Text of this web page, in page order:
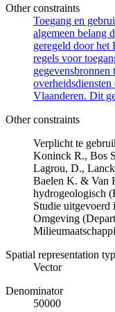
Other constraints
Toegang en
algemeen belang
geregeld door het
regels voor
Vlaanderen. Dit
Other constraints
Verplicht te
Koninck R., Bos
Lagrou, D.,
Baelen K. & Van
hydrogeologisch
Studie uitgevoerd
Omgeving
Spatial representation
Vector
Denominator
50000